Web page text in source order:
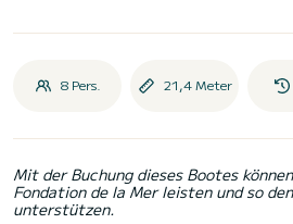
8 Pers. 21,4 Meter
Mit der Buchung dieses Bootes
Fondation de la Mer leisten und so
unterstützen.